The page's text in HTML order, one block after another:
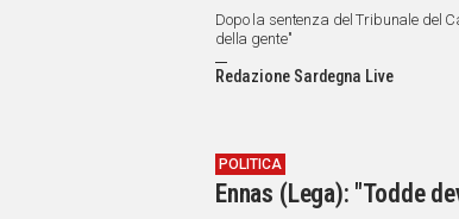
Dopo la sentenza del Tribunale del
della gente"
Redazione Sardegna Live
POLITICA
Ennas (Lega): "Todde